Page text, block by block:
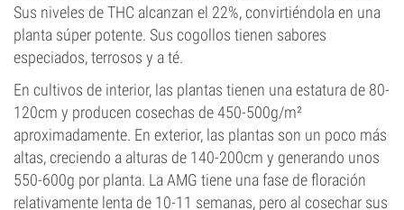
Sus niveles de THC alcanzan el 22%, convirtiéndola en una
planta súper potente. Sus cogollos tienen sabores
especiados, terrosos y a té.
En cultivos de interior, las plantas tienen una estatura de 80-
120cm y producen cosechas de 450-500g/m²
aproximadamente. En exterior, las plantas son un poco más
altas, creciendo a alturas de 140-200cm y generando unos
550-600g por planta. La AMG tiene una fase de floración
relativamente lenta de 10-11 semanas, pero al cosechar sus